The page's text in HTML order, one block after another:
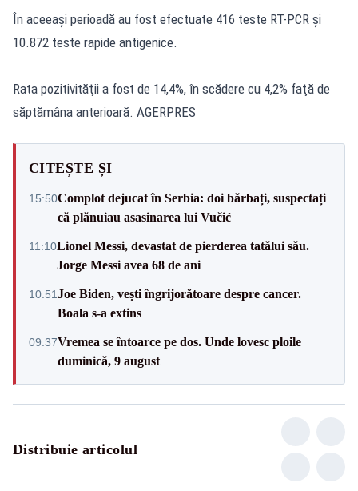
În aceeaşi perioadă au fost efectuate 416 teste RT-PCR şi
10.872 teste rapide antigenice.
Rata pozitivităţii a fost de 14,4%, în scădere cu 4,2% faţă de
săptămâna anterioară. AGERPRES
CITEȘTE ȘI
15:50Complot dejucat în Serbia: doi bărbați, suspectați
că plănuiau asasinarea lui Vučić
11:10Lionel Messi, devastat de pierderea tatălui său.
Jorge Messi avea 68 de ani
10:51Joe Biden, vești îngrijorătoare despre cancer.
Boala s-a extins
09:37Vremea se întoarce pe dos. Unde lovesc ploile
duminică, 9 august
Distribuie articolul